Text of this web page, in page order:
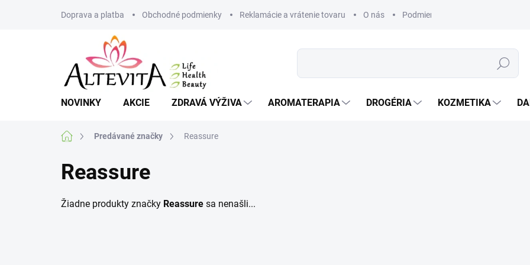
Doprava a platba Obchodné podmienky Reklamácie a vrátenie tovaru O nás Podmienky ochrany osobných
Hľadať
NOVINKY AKCIE ZDRAVÁ VÝŽIVA AROMATERAPIA DROGÉRIA KOZMETIKA
DomovPredávané značky Reassure
Reassure
Žiadne produkty značky Reassure sa nenašli...